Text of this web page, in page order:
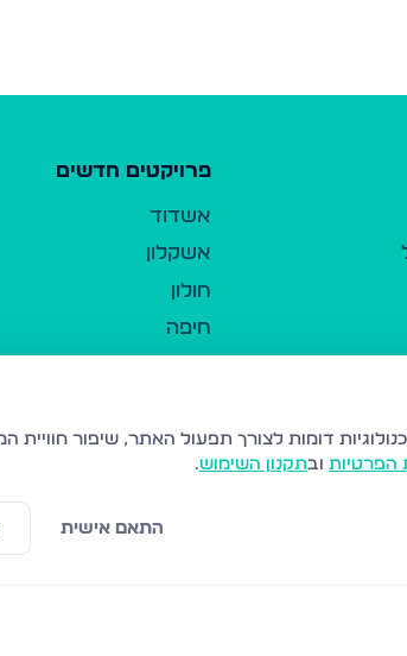
פרויקטים חדשים
אשדוד
אשקלון
חולון
חיפה
נהריה
עמנואל
הפרטיות ובתקנון השימוש.
התאם אישית